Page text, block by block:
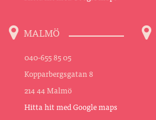
MALMÖ
040-655 85 05
Kopparbergsgatan 8
214 44 Malmö
Hitta hit med Google maps